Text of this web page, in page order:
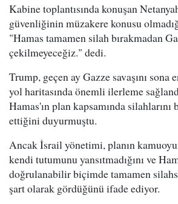
Kabine toplantısında konuşan
güvenliğinin müzakere konusu
"Hamas tamamen silah bırakmadan
çekilmeyeceğiz." dedi.
Trump, geçen ay Gazze savaşını sona
yol haritasında önemli ilerleme
Hamas'ın plan kapsamında silahlarını
ettiğini duyurmuştu.
Ancak İsrail yönetimi, planın
kendi tutumunu yansıtmadığını ve
doğrulanabilir biçimde tamamen
şart olarak gördüğünü ifade ediyor.